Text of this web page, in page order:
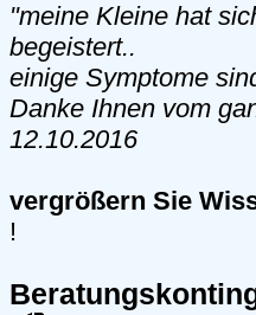
"meine Kleine hat
begeistert..
einige Symptome
Danke Ihnen vom
12.10.2016
vergrößern Sie
!